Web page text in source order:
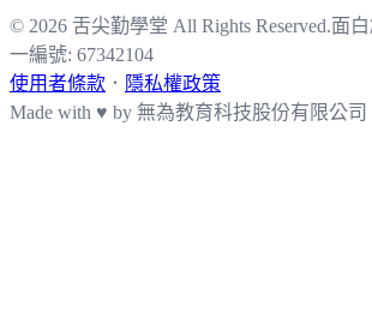
© 2026 舌尖勤學堂 All Rights Reserved.面
一編號: 67342104
使用者條款 ． 隱私權政策
Made with ♥ by 無為教育科技股份有限公司